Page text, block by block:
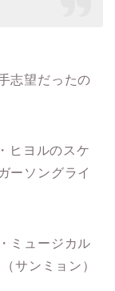
志望だったの
ヒヨルのスケ
ーソングライ
ミュージカル
サンミョン）